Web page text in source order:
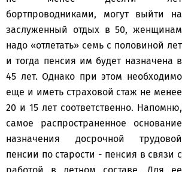
бортпроводниками, могут выйти на
заслуженный отдых в 50, женщинам
надо «отлетать» семь с половиной лет
и тогда пенсия им будет назначена в
45 лет. Однако при этом необходимо
еще и иметь страховой стаж не менее
20 и 15 лет соответственно. Напомню,
самое распространенное основание
назначения досрочной трудовой
пенсии по старости - пенсия в связи с